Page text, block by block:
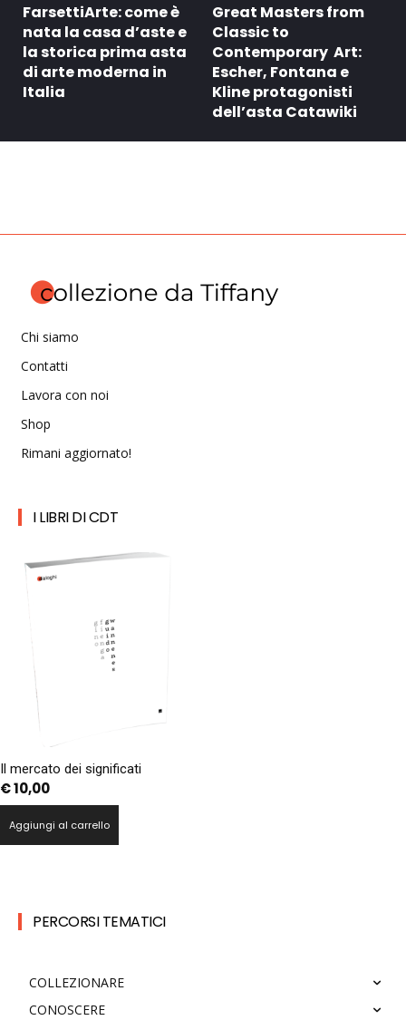
FarsettiArte: come è
nata la casa d’aste e
la storica prima asta
di arte moderna in
Italia
Great Masters from
Classic to
Contemporary Art:
Escher, Fontana e
Kline protagonisti
dell’asta Catawiki
Chi siamo
Contatti
Lavora con noi
Shop
Rimani aggiornato!
I LIBRI DI CDT
Il mercato dei significati
€10,00
Aggiungi al carrello
PERCORSI TEMATICI
COLLEZIONARE
CONOSCERE